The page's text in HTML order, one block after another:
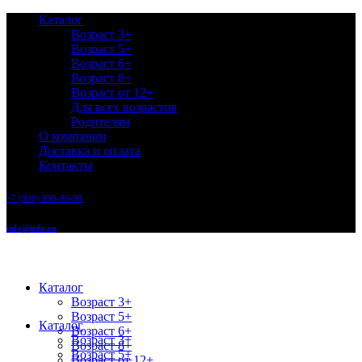
Каталог
Возраст 3+
Возраст 5+
Возраст 6+
Возраст 8+
Возраст от 12+
Для всех возрастов
Родителям
О компании
Доставка и оплата
Контакты
+7 (999) 999-99-99
info@info.ru
Каталог
Возраст 3+
Возраст 5+
Возраст 6+
Возраст 8+
Каталог
Возраст 3+
Возраст 5+